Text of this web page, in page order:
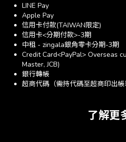
LINE Pay
Apple Pay
信用卡付款(TAIWAN限定)
信用卡<分期付款>-3期
中租 - zingala銀角零卡分期-3期
Credit Card<PayPal> Overseas
Master, JCB)
銀行轉帳
超商代碼（需持代碼至超商印出
了解更